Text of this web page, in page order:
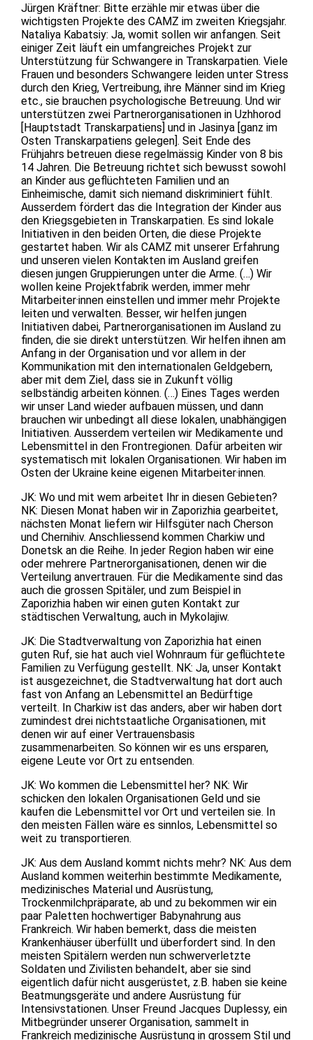
Jürgen Kräftner: Bitte erzähle mir etwas über die
wichtigsten Projekte des CAMZ im zweiten Kriegsjahr.
Nataliya Kabatsiy: Ja, womit sollen wir anfangen. Seit
einiger Zeit läuft ein umfangreiches Projekt zur
Unterstützung für Schwangere in Transkarpatien. Viele
Frauen und besonders Schwangere leiden unter Stress
durch den Krieg, Vertreibung, ihre Männer sind im Krieg
etc., sie brauchen psychologische Betreuung. Und wir
unterstützen zwei Partnerorganisationen in Uzhhorod
[Hauptstadt Transkarpatiens] und in Jasinya [ganz im
Osten Transkarpatiens gelegen]. Seit Ende des
Frühjahrs betreuen diese regelmässig Kinder von 8 bis
14 Jahren. Die Betreuung richtet sich bewusst sowohl
an Kinder aus geflüchteten Familien und an
Einheimische, damit sich niemand diskriminiert fühlt.
Ausserdem fördert das die Integration der Kinder aus
den Kriegsgebieten in Transkarpatien. Es sind lokale
Initiativen in den beiden Orten, die diese Projekte
gestartet haben. Wir als CAMZ mit unserer Erfahrung
und unseren vielen Kontakten im Ausland greifen
diesen jungen Gruppierungen unter die Arme. (…) Wir
wollen keine Projektfabrik werden, immer mehr
Mitarbeiter·innen einstellen und immer mehr Projekte
leiten und verwalten. Besser, wir helfen jungen
Initiativen dabei, Partnerorganisationen im Ausland zu
finden, die sie direkt unterstützen. Wir helfen ihnen am
Anfang in der Organisation und vor allem in der
Kommunikation mit den internationalen Geldgebern,
aber mit dem Ziel, dass sie in Zukunft völlig
selbständig arbeiten können. (…) Eines Tages werden
wir unser Land wieder aufbauen müssen, und dann
brauchen wir unbedingt all diese lokalen, unabhängigen
Initiativen. Ausserdem verteilen wir Medikamente und
Lebensmittel in den Frontregionen. Dafür arbeiten wir
systematisch mit lokalen Organisationen. Wir haben im
Osten der Ukraine keine eigenen Mitarbeiter·innen.
JK: Wo und mit wem arbeitet Ihr in diesen Gebieten?
NK: Diesen Monat haben wir in Zaporizhia gearbeitet,
nächsten Monat liefern wir Hilfsgüter nach Cherson
und Chernihiv. Anschliessend kommen Charkiw und
Donetsk an die Reihe. In jeder Region haben wir eine
oder mehrere Partnerorganisationen, denen wir die
Verteilung anvertrauen. Für die Medikamente sind das
auch die grossen Spitäler, und zum Beispiel in
Zaporizhia haben wir einen guten Kontakt zur
städtischen Verwaltung, auch in Mykolajiw.
JK: Die Stadtverwaltung von Zaporizhia hat einen
guten Ruf, sie hat auch viel Wohnraum für geflüchtete
Familien zu Verfügung gestellt. NK: Ja, unser Kontakt
ist ausgezeichnet, die Stadtverwaltung hat dort auch
fast von Anfang an Lebensmittel an Bedürftige
verteilt. In Charkiw ist das anders, aber wir haben dort
zumindest drei nichtstaatliche Organisationen, mit
denen wir auf einer Vertrauensbasis
zusammenarbeiten. So können wir es uns ersparen,
eigene Leute vor Ort zu entsenden.
JK: Wo kommen die Lebensmittel her? NK: Wir
schicken den lokalen Organisationen Geld und sie
kaufen die Lebensmittel vor Ort und verteilen sie. In
den meisten Fällen wäre es sinnlos, Lebensmittel so
weit zu transportieren.
JK: Aus dem Ausland kommt nichts mehr? NK: Aus dem
Ausland kommen weiterhin bestimmte Medikamente,
medizinisches Material und Ausrüstung,
Trockenmilchpräparate, ab und zu bekommen wir ein
paar Paletten hochwertiger Babynahrung aus
Frankreich. Wir haben bemerkt, dass die meisten
Krankenhäuser überfüllt und überfordert sind. In den
meisten Spitälern werden nun schwerverletzte
Soldaten und Zivilisten behandelt, aber sie sind
eigentlich dafür nicht ausgerüstet, z.B. haben sie keine
Beatmungsgeräte und andere Ausrüstung für
Intensivstationen. Unser Freund Jacques Duplessy, ein
Mitbegründer unserer Organisation, sammelt in
Frankreich medizinische Ausrüstung in grossem Stil und